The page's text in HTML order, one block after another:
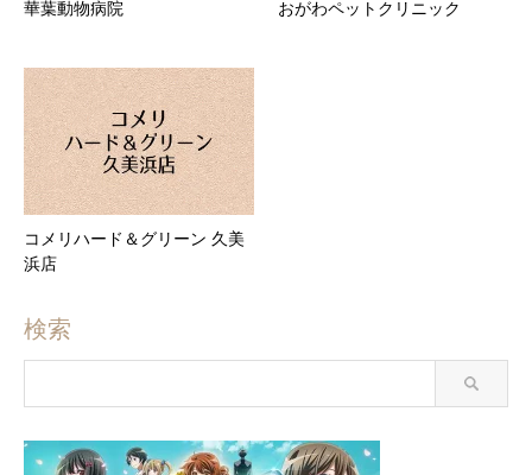
華葉動物病院 おがわペットクリニック
コメリハード＆グリーン 久美
浜店
検索